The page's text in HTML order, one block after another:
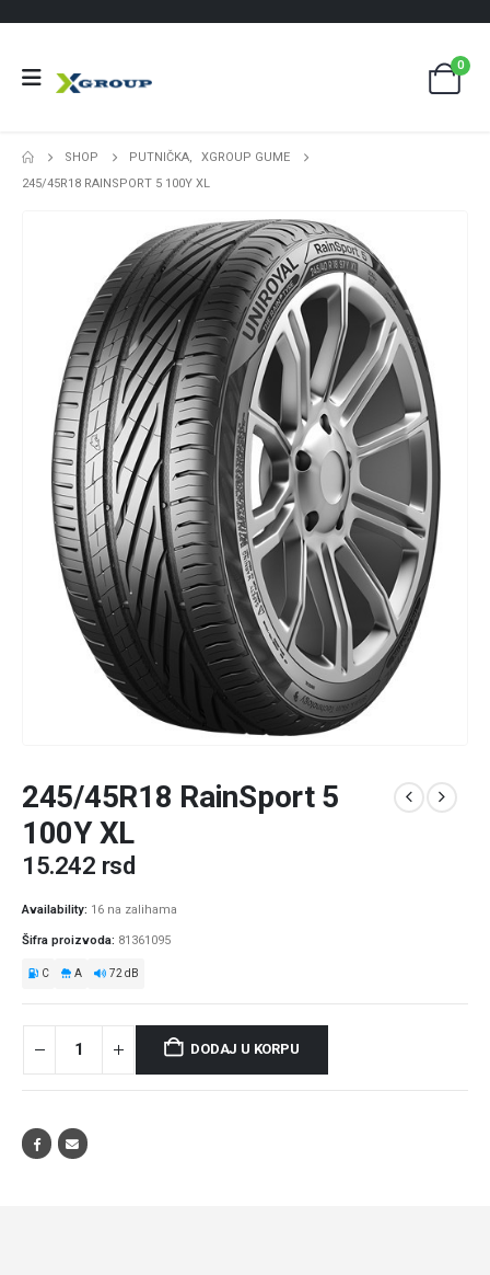
0
SHOP PUTNIČKA,
XGROUP GUME
245/45R18 RAINSPORT 5 100Y XL
245/45R18 RainSport 5
100Y XL
15.242 rsd
Availability: 16 na zalihama
Šifra proizvoda: 81361095
C A 72 dB
DODAJ U KORPU